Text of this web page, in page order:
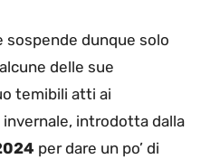
sospende dunque solo
delle sue
temibili atti ai
introdotta dalla
per dare un po’ di